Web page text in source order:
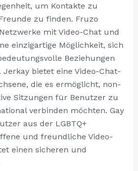
um Kontakte zu
zu finden. Fruzo
mit Video-Chat und
einzigartige Möglichkeit, sich
Beziehungen
bietet eine Video-Chat-
die es ermöglicht, non-
Sitzungen für Benutzer zu
verbinden möchten. Gay
aus der LGBTQ+
und freundliche Video-
einen sicheren und